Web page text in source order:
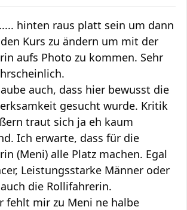
hinten raus platt sein um dann
Kurs zu ändern um mit der
aufs Photo zu kommen. Sehr
auch, dass hier bewusst die
gesucht wurde. Kritik
traut sich ja eh kaum
Ich erwarte, dass für die
(Meni) alle Platz machen. Egal
Leistungsstarke Männer oder
die Rollifahrerin.
fehlt mir zu Meni ne halbe